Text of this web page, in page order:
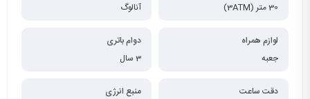
30 متر (3ATM)
آنالوگ
لوازم همراه
جعبه
دوام باتری
3 سال
دقت ساعت
منبع انرژی